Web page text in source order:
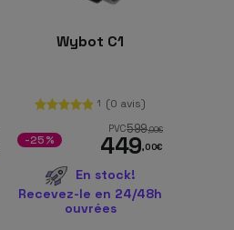
Wybot C1
1 (0 avis)
PVC599,00€
449,00€
-25%
En stock!
Recevez-le en 24/48h
ouvrées